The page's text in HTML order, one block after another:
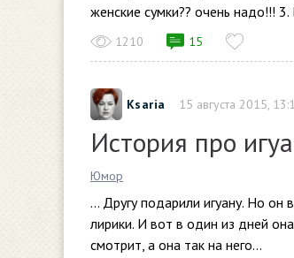
женские сумки?? очень надо!!!
1210 15
Ksaria 15 августа 2015,
История про
Юмор
… Другу подарили игуану. Но он
лирики. И вот в один из дней
смотрит, а она так на него...